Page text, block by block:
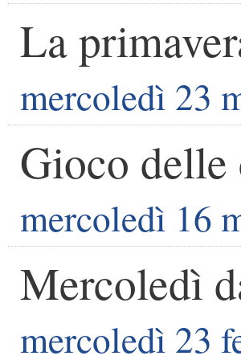
La
mercoledì 23
Gioco
mercoledì 16
Mercoledì
mercoledì 23